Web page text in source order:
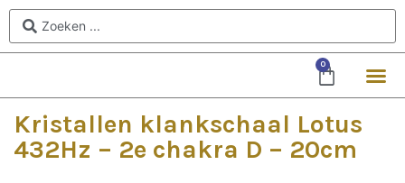
0
Kristallen klankschaal Lotus
432Hz – 2e chakra D – 20cm